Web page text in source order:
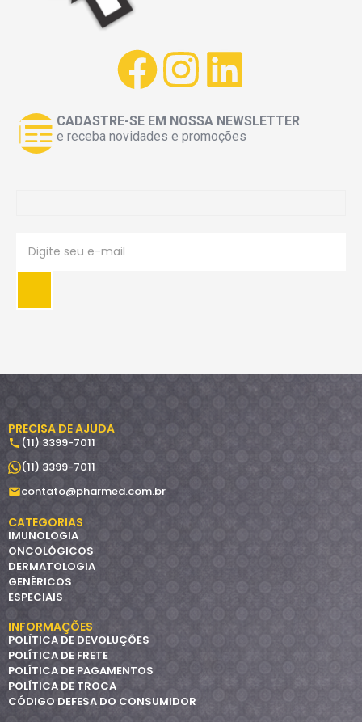
CADASTRE-SE EM NOSSA NEWSLETTER
e receba novidades e promoções
PRECISA DE AJUDA
(11) 3399-7011
(11) 3399-7011
contato@pharmed.com.br
CATEGORIAS
IMUNOLOGIA
ONCOLÓGICOS
DERMATOLOGIA
GENÉRICOS
ESPECIAIS
INFORMAÇÕES
POLÍTICA DE DEVOLUÇÕES
POLÍTICA DE FRETE
POLÍTICA DE PAGAMENTOS
POLÍTICA DE TROCA
CÓDIGO DEFESA DO CONSUMIDOR